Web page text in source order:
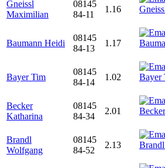
Gneissl
Maximilian
08145
84-11
1.16
Baumann Heidi
08145
84-13
1.17
Bayer Tim
08145
84-14
1.02
Becker
Katharina
08145
84-34
2.01
Brandl
Wolfgang
08145
84-52
2.13